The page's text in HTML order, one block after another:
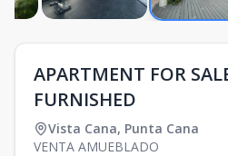
APARTMENT FOR
FURNISHED
Vista Cana, Punta Cana
VENTA AMUEBLADO